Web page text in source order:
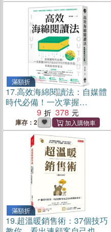
滿額折
17.高效海綿閱讀法：自媒體
時代必備！一次掌握
INPUT&OUTPUT的全方位
知識變現學習法
9 378
庫存：2
滿額折
19.超溫暖銷售術：37個技巧